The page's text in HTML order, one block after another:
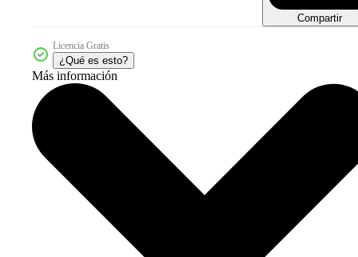
Compartir
Licencia Gratis
¿Qué es esto?
Más información